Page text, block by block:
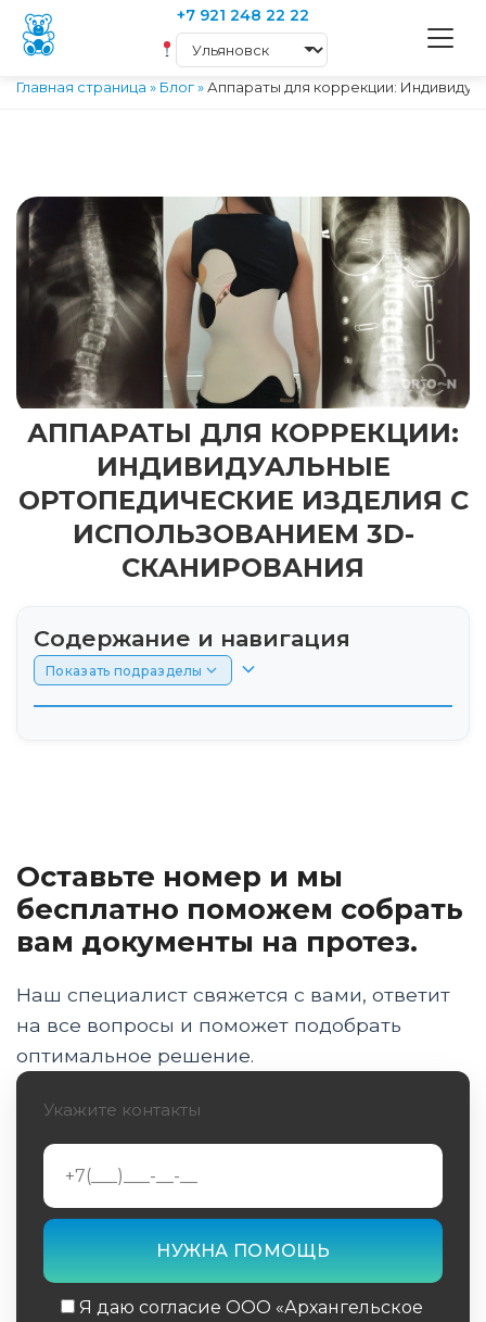
+7 921 248 22 22
Главная страница » Блог»Аппараты для коррекции:
АППАРАТЫ ДЛЯ КОРРЕКЦИИ:
ИНДИВИДУАЛЬНЫЕ
ОРТОПЕДИЧЕСКИЕ ИЗДЕЛИЯ С
ИСПОЛЬЗОВАНИЕМ 3D-
СКАНИРОВАНИЯ
Содержание и навигация
Показать подразделы
Преимущества использования 3D-
Виды корректирующих аппаратов
Процесс изготовления корректирующего
сканирования
корректирующих аппаратов
Применение корректирующих аппаратов в
различных областях медицины
Особенности применения корректирующих
аппаратов в педиатрии
Оставьте номер и мы
бесплатно поможем собрать
вам документы на протез.
Наш специалист свяжется с вами, ответит
на все вопросы и поможет подобрать
оптимальное решение.
Укажите контакты
Я даю согласие ООО «Архангельское